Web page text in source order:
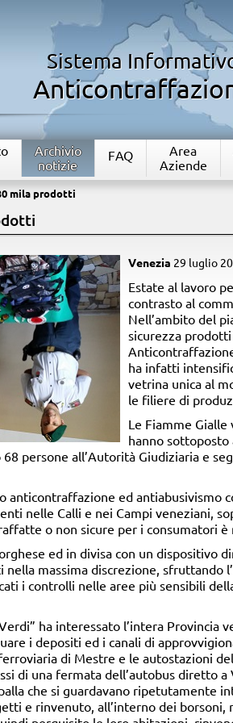
Sistema
Archivio
notizie
FAQ
Area
Aziende
mila prodotti
Venezia 29 luglio
​Estate al lavoro
contrasto al
Nell’ambito del
sicurezza prodotti
ha infatti
vetrina unica al
le filiere di
Le Fiamme
hanno
persone all’Autorità Giudiziaria e
anticontraffazione ed antiabusivismo
nelle Calli e nei Campi veneziani,
o non sicure per i consumatori
ed in divisa con un dispositivo
nella massima discrezione,
i controlli nelle aree più sensibili
ha interessato l’intera Provincia
i depositi ed i canali di
di Mestre e le autostazioni
di una fermata dell’autobus diretto
che si guardavano ripetutamente
e rinvenuto, all’interno dei